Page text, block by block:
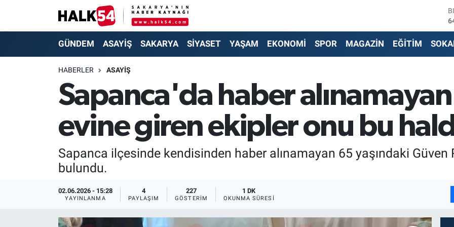
GÜNDEM ASAYİŞ SAKARYA SİYASET YAŞAM EKONOMİ SPOR MAGAZİN EĞİTİM
HABERLER ASAYİŞ
Sapanca'da haber
evine giren ekipler onu bu
Sapanca ilçesinde kendisinden haber alınamayan 65 yaşındaki Güven
bulundu.
02.06.2026 - 15:28
YAYINLANMA
4
PAYLAŞIM
227
GÖSTERIM
1 DK
OKUNMA SÜRESI
GÜNDEM
EKONOMİ
SOKAK RÖPORTAJLARI
Adapazarı Nöbetçi Eczaneler
Adapazarı Trafik Yoğunluk Haritası
Süper Lig Puan Durumu ve Fikstür
Son Dakika Haberleri
Haber Arşivi